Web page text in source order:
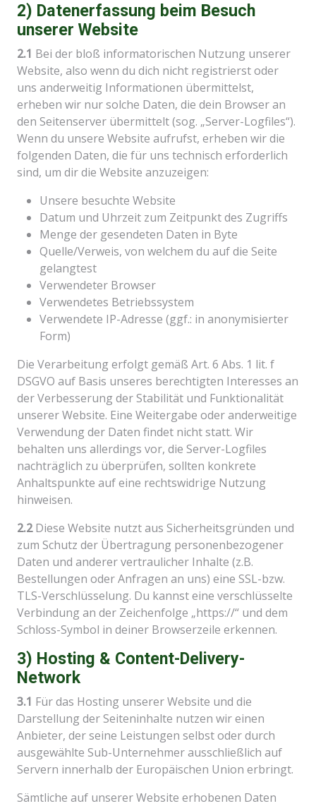
2) Datenerfassung beim Besuch
unserer Website
2.1 Bei der bloß informatorischen Nutzung unserer
Website, also wenn du dich nicht registrierst oder
uns anderweitig Informationen übermittelst,
erheben wir nur solche Daten, die dein Browser an
den Seitenserver übermittelt (sog. „Server-Logfiles“).
Wenn du unsere Website aufrufst, erheben wir die
folgenden Daten, die für uns technisch erforderlich
sind, um dir die Website anzuzeigen:
Unsere besuchte Website
Datum und Uhrzeit zum Zeitpunkt des Zugriffs
Menge der gesendeten Daten in Byte
Quelle/Verweis, von welchem du auf die Seite
gelangtest
Verwendeter Browser
Verwendetes Betriebssystem
Verwendete IP-Adresse (ggf.: in anonymisierter
Form)
Die Verarbeitung erfolgt gemäß Art. 6 Abs. 1 lit. f
DSGVO auf Basis unseres berechtigten Interesses an
der Verbesserung der Stabilität und Funktionalität
unserer Website. Eine Weitergabe oder anderweitige
Verwendung der Daten findet nicht statt. Wir
behalten uns allerdings vor, die Server-Logfiles
nachträglich zu überprüfen, sollten konkrete
Anhaltspunkte auf eine rechtswidrige Nutzung
hinweisen.
2.2Diese Website nutzt aus Sicherheitsgründen und
zum Schutz der Übertragung personenbezogener
Daten und anderer vertraulicher Inhalte (z.B.
Bestellungen oder Anfragen an uns) eine SSL-bzw.
TLS-Verschlüsselung. Du kannst eine verschlüsselte
Verbindung an der Zeichenfolge „https://“ und dem
Schloss-Symbol in deiner Browserzeile erkennen.
3) Hosting & Content-Delivery-
Network
3.1 Für das Hosting unserer Website und die
Darstellung der Seiteninhalte nutzen wir einen
Anbieter, der seine Leistungen selbst oder durch
ausgewählte Sub-Unternehmer ausschließlich auf
Servern innerhalb der Europäischen Union erbringt.
Sämtliche auf unserer Website erhobenen Daten